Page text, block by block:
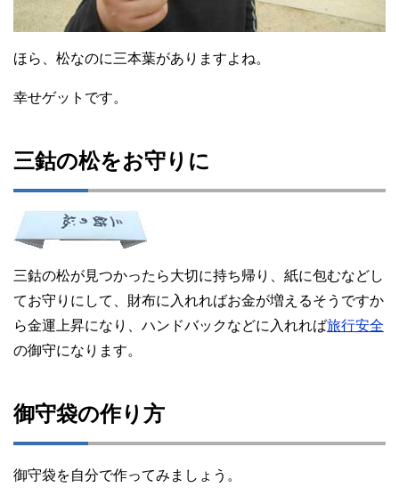
ほら、松なのに三本葉がありますよね。
幸せゲットです。
三鈷の松をお守りに
三鈷の松が見つかったら大切に持ち帰り、紙に包むなどし
てお守りにして、財布に入れればお金が増えるそうですか
ら金運上昇になり、ハンドバックなどに入れれば旅行安全
の御守になります。
御守袋の作り方
御守袋を自分で作ってみましょう。